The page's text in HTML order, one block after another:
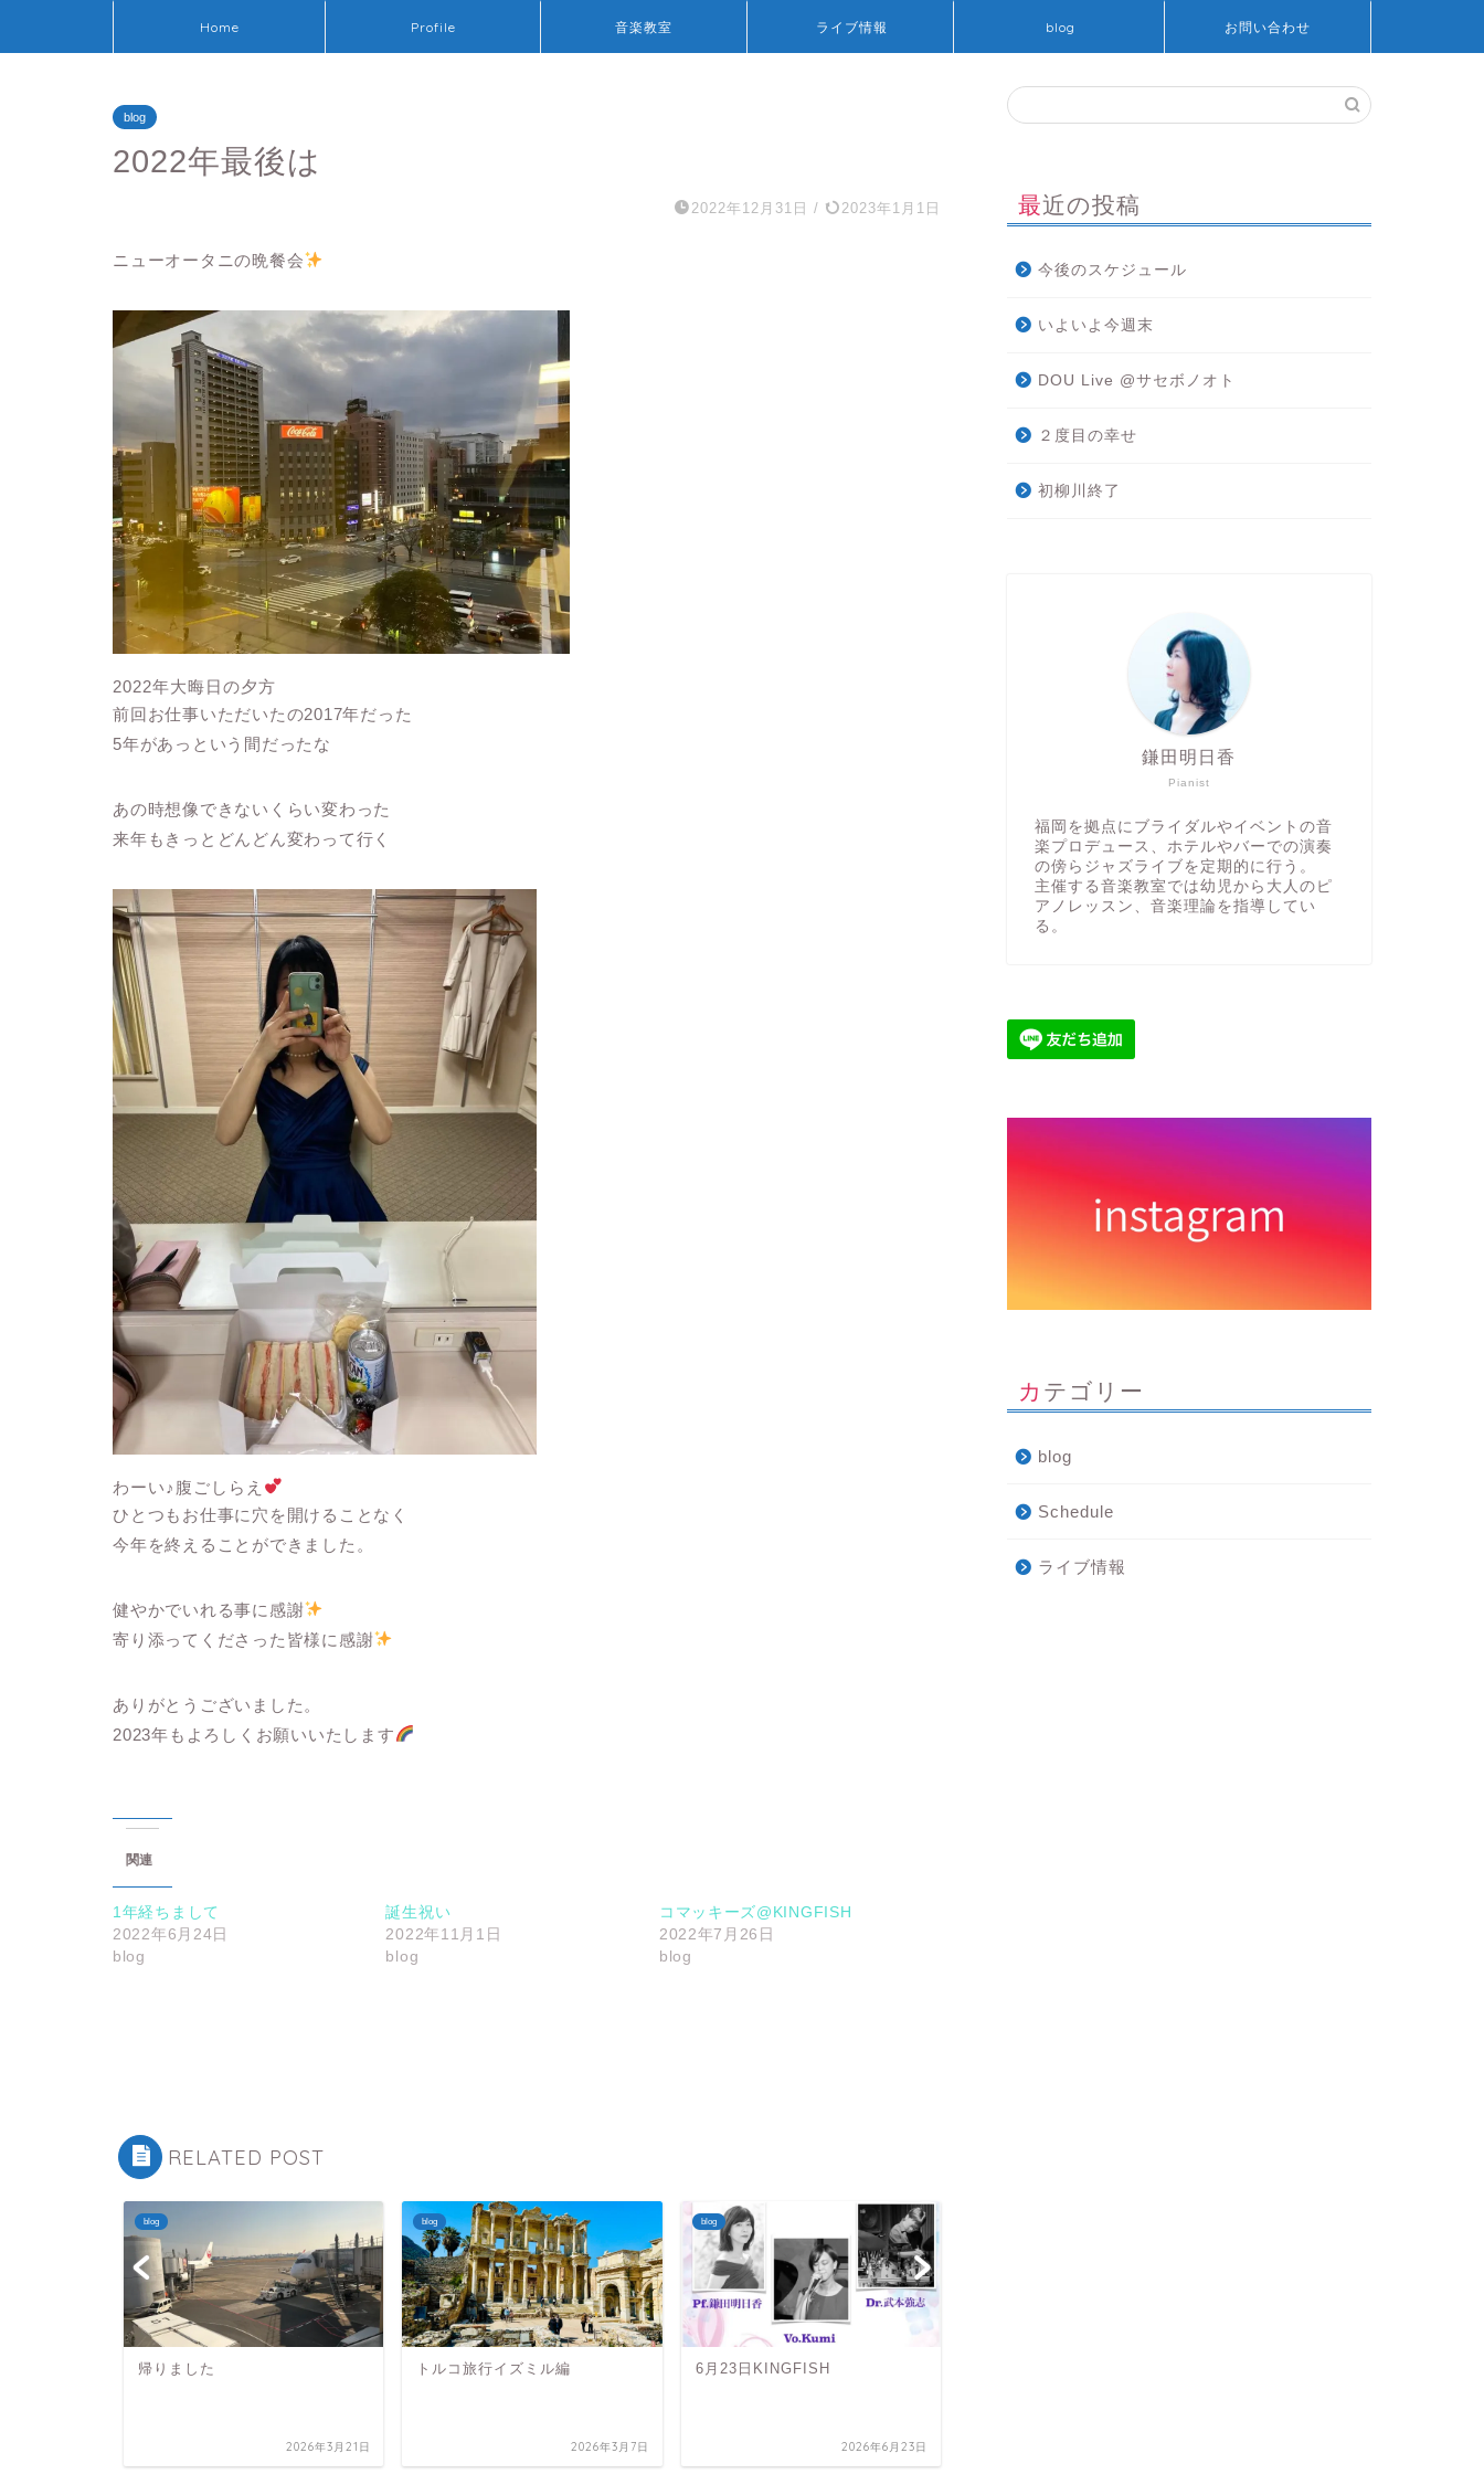
Home Profile 音楽教室 ライブ情報 blog お問い合わせ
blog
2022年最後は
2022年12月31日 / 2023年1月1日
ニューオータニの晩餐会
2022年大晦日の夕方
前回お仕事いただいたの2017年だった
5年があっという間だったな
あの時想像できないくらい変わった
来年もきっとどんどん変わって行く
わーい♪腹ごしらえ
ひとつもお仕事に穴を開けることなく
今年を終えることができました。
健やかでいれる事に感謝
寄り添ってくださった皆様に感謝
ありがとうございました。
2023年もよろしくお願いいたします
関連
1年経ちまして
2022年6月24日
blog
誕生祝い
2022年11月1日
blog
コマッキーズ@KINGFISH
2022年7月26日
blog
RELATED POST
blog
帰りました
2026年3月21日
blog
トルコ旅行イズミル編
2026年3月7日
blog
6月23日KINGFISH
2026年6月23日
最近の投稿
今後のスケジュール
いよいよ今週末
DOU Live @サセボノオト
２度目の幸せ
初柳川終了
Pianist
鎌田明日香
福岡を拠点にブライダルやイベントの音
楽プロデュース、ホテルやバーでの演奏
の傍らジャズライブを定期的に行う。
主催する音楽教室では幼児から大人のピ
アノレッスン、音楽理論を指導してい
る。
カテゴリー
blog
Schedule
ライブ情報